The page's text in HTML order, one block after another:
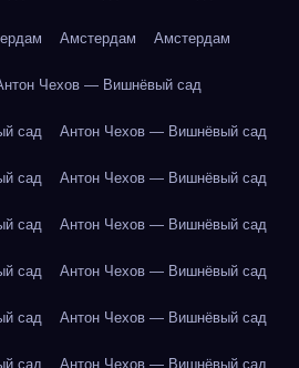
Амстердам Амстердам
Чехов — Вишнёвый сад
сад Антон Чехов — Вишнёвый сад
сад Антон Чехов — Вишнёвый сад
сад Антон Чехов — Вишнёвый сад
сад Антон Чехов — Вишнёвый сад
сад Антон Чехов — Вишнёвый сад
сад Антон Чехов — Вишнёвый сад